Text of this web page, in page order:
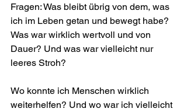
Fragen: Was bleibt übrig von dem, was
ich im Leben getan und bewegt habe?
Was war wirklich wertvoll und von
Dauer? Und was war vielleicht nur
leeres Stroh?
Wo konnte ich Menschen wirklich
weiterhelfen? Und wo war ich vielleicht